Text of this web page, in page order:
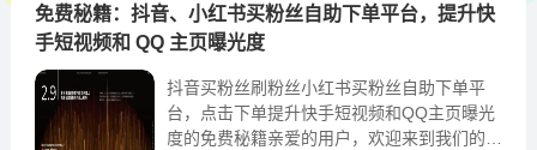
免费秘籍：抖音、小红书买粉丝自助下单平台，提升快
手短视频和 QQ 主页曝光度
抖音买粉丝刷粉丝小红书买粉丝自助下单平
台，点击下单提升快手短视频和QQ主页曝光
度的免费秘籍亲爱的用户，欢迎来到我们的S